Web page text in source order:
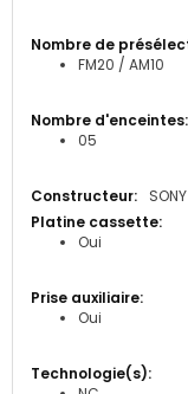
FM20 / AM10
05
SONY
Oui
Oui